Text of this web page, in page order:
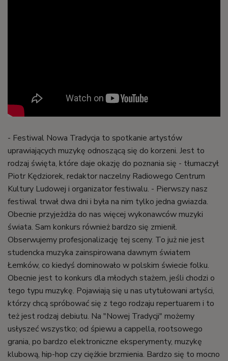
- Festiwal Nowa Tradycja to spotkanie artystów
uprawiających muzykę odnoszącą się do korzeni. Jest to
rodzaj święta, które daje okazję do poznania się - tłumaczył
Piotr Kędziorek, redaktor naczelny Radiowego Centrum
Kultury Ludowej i organizator festiwalu. - Pierwszy nasz
festiwal trwał dwa dni i była na nim tylko jedna gwiazda.
Obecnie przyjeżdża do nas więcej wykonawców muzyki
świata. Sam konkurs również bardzo się zmienił.
Obserwujemy profesjonalizację tej sceny. To już nie jest
studencka muzyka zainspirowana dawnym światem
Łemków, co kiedyś dominowało w polskim świecie folku.
Obecnie jest to konkurs dla młodych stażem, jeśli chodzi o
tego typu muzykę. Pojawiają się u nas utytułowani artyści,
którzy chcą spróbować się z tego rodzaju repertuarem i to
też jest rodzaj debiutu. Na "Nowej Tradycji" możemy
usłyszeć wszystko; od śpiewu a cappella, rootsowego
grania, po bardzo elektroniczne eksperymenty, muzykę
klubową, hip-hop czy ciężkie brzmienia. Bardzo się to mocno